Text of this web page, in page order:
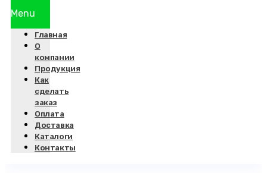
Menu
Главная
О
компании
Продукция
Как
сделать
заказ
Оплата
Доставка
Каталоги
Контакты